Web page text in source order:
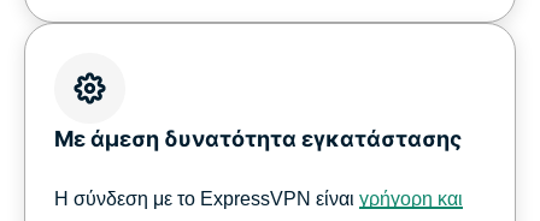
Με άμεση δυνατότητα εγκατάστασης
Η σύνδεση με το ExpressVPN είναι γρήγορη και